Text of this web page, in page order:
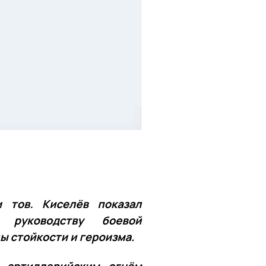
тов. Киселёв показал
боевой
стойкости и героизма.